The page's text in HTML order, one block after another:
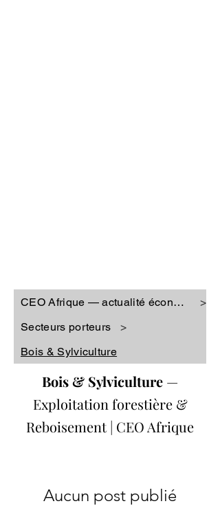
CEO Afrique — actualité économique
>
Secteurs porteurs
>
Bois & Sylviculture
Bois & Sylviculture —
Exploitation forestière &
Reboisement | CEO Afrique
Aucun post publié